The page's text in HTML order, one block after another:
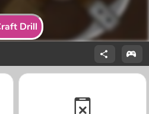
Drill